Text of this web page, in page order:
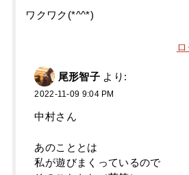
ワクワク(*^^*)
尾形智子 より:
2022-11-09 9:04 PM
中村さん
あのこととは
私が遊びまくっているので